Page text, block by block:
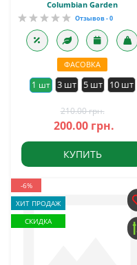
Columbian Garden
Отзывов - 0
ФАСОВКА
1 шт 3 шт 5 шт 10 шт
210.00 грн.
200.00 грн.
КУПИТЬ
-6%
ХИТ ПРОДАЖ
СКИДКА